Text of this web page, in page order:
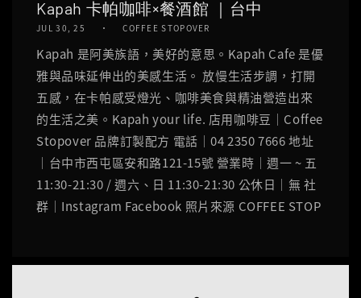
Kapah 卡帕咖啡×餐酒館 ｜台中
JUL 30, 25 COFFEE STOPOVER
Kapah 是阿美族語，美好的意思。Kapah Cafe 是優
雅與品味延伸出的美感生活。 放慢生活步調，打開
五感，在卡帕感受燈光、咖啡美食與精油營造出來
的生活之美。Kapah your life. 店用咖啡豆｜Coffee
Stopover 品牌訂製配方 電話｜04 2350 7666 地址
｜台中市西屯區安和路121-15號 營業時｜週一 ~ 五
11:30-21:30 / 週六、日 11:30-21:30 公休日｜無 社
群｜Instagram Facebook 照片來源 COFFEE STOP